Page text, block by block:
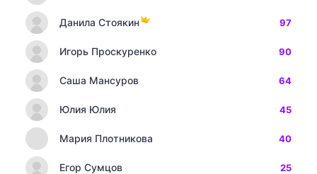
Данила Стоякин 97
Игорь Проскуренко 90
Саша Мансуров 64
Юлия Юлия 45
Мария Плотникова 40
Егор Сумцов 25